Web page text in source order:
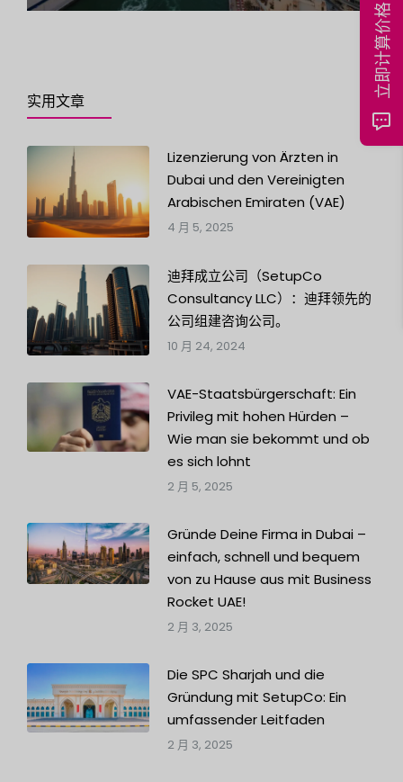
实用文章
Lizenzierung von Ärzten in
Dubai und den Vereinigten
Arabischen Emiraten (VAE)
4 月 5, 2025
迪拜成立公司（SetupCo
Consultancy LLC）：迪拜领先的
公司组建咨询公司。
10 月 24, 2024
VAE-Staatsbürgerschaft: Ein
Privileg mit hohen Hürden –
Wie man sie bekommt und ob
es sich lohnt
2 月 5, 2025
Gründe Deine Firma in Dubai –
einfach, schnell und bequem
von zu Hause aus mit Business
Rocket UAE!
2 月 3, 2025
Die SPC Sharjah und die
Gründung mit SetupCo: Ein
umfassender Leitfaden
2 月 3, 2025
立即计算价格